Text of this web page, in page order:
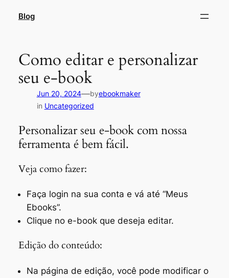
Blog
Como editar e personalizar
seu e-book
Jun 20, 2024—byebookmaker
in Uncategorized
Personalizar seu e-book com nossa
ferramenta é bem fácil.
Veja como fazer:
Faça login na sua conta e vá até “Meus
Ebooks”.
Clique no e-book que deseja editar.
Edição do conteúdo:
Na página de edição, você pode modificar o